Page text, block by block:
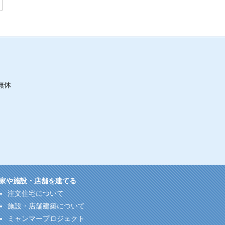
休
や施設・店舗を建てる
注文住宅について
施設・店舗建築について
ミャンマープロジェクト